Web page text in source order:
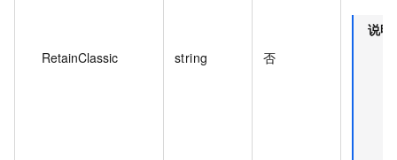
RetainClassic string 否
说明